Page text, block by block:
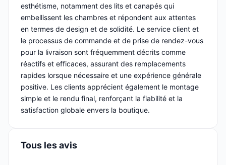
esthétisme, notamment des lits et canapés qui
embellissent les chambres et répondent aux attentes
en termes de design et de solidité. Le service client et
le processus de commande et de prise de rendez-vous
pour la livraison sont fréquemment décrits comme
réactifs et efficaces, assurant des remplacements
rapides lorsque nécessaire et une expérience générale
positive. Les clients apprécient également le montage
simple et le rendu final, renforçant la fiabilité et la
satisfaction globale envers la boutique.
Tous les avis